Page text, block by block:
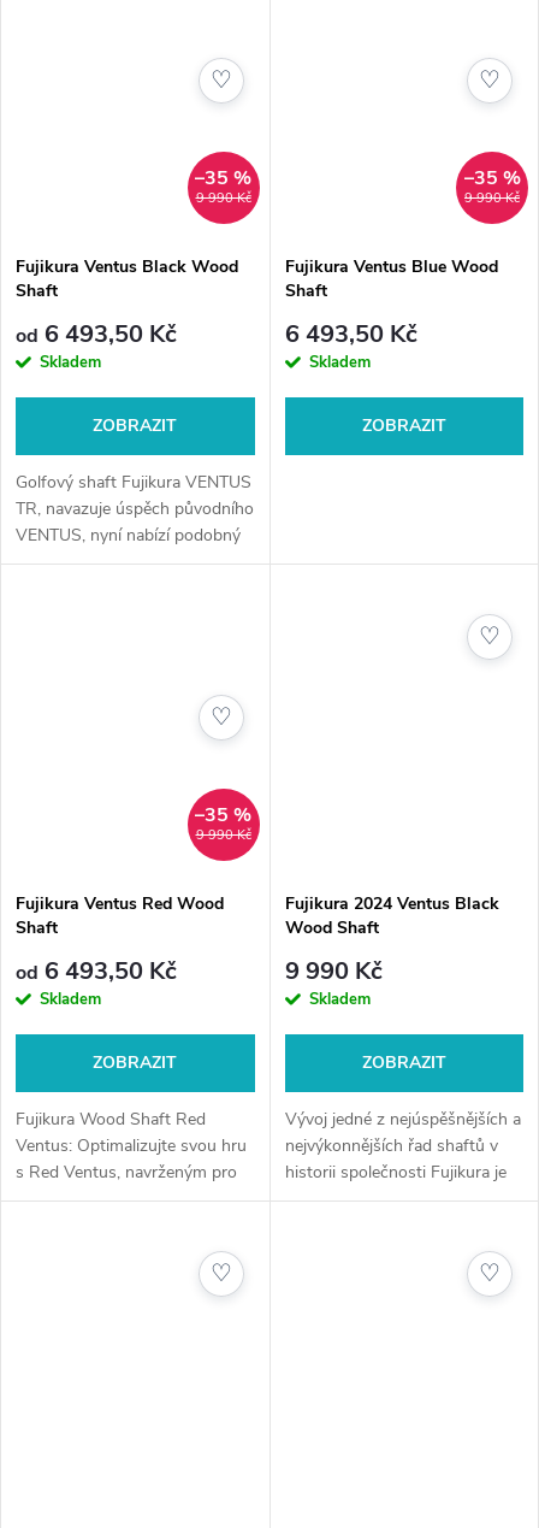
9 990 Kč
–35 %
Fujikura Ventus Black Wood
Shaft
od 6 493,50 Kč
Skladem
ZOBRAZIT
Golfový shaft Fujikura VENTUS
TR, navazuje úspěch původního
VENTUS, nyní nabízí podobný
pocit jako jeho původní model,
♡
9 990 Kč
–35 %
Fujikura Ventus Blue Wood
Shaft
6 493,50 Kč
Skladem
ZOBRAZIT
♡
9 990 Kč
–35 %
Fujikura Ventus Red Wood
Shaft
od 6 493,50 Kč
Skladem
ZOBRAZIT
Fujikura Wood Shaft Red
Ventus: Optimalizujte svou hru
s Red Ventus, navrženým pro
maximální stabilitu a kontrolu.
technologii VeloCore pro...
♡
Fujikura 2024 Ventus Black
Wood Shaft
9 990 Kč
Skladem
ZOBRAZIT
Vývoj jedné z nejúspěšnějších a
nejvýkonnějších řad shaftů v
historii společnosti Fujikura je
tu, aby opět změnil hru. Zcela
♡
♡ ♡